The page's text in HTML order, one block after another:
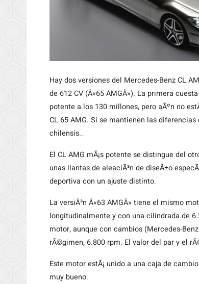
Haydos versiones del Mercedes-Benz CL
de 612 CV (Â«65 AMGÂ»). La primera
potente a los 130 millones, pero aÃºn no
CL 65 AMG. Si se mantienen las diferencias
chilensis..
El CL AMG mÃ¡s potente se distingue del
unas llantas de aleaciÃ³n de diseÃ±o
deportiva con un ajuste distinto.
La versiÃ³n Â«63 AMGÂ» tiene el mismo
longitudinalmente y con una cilindrada de
motor, aunque con cambios (Mercedes-
rÃ©gimen, 6.800 rpm. El valor del par y el
Este motor estÃ¡ unido a una caja de
muy bueno.